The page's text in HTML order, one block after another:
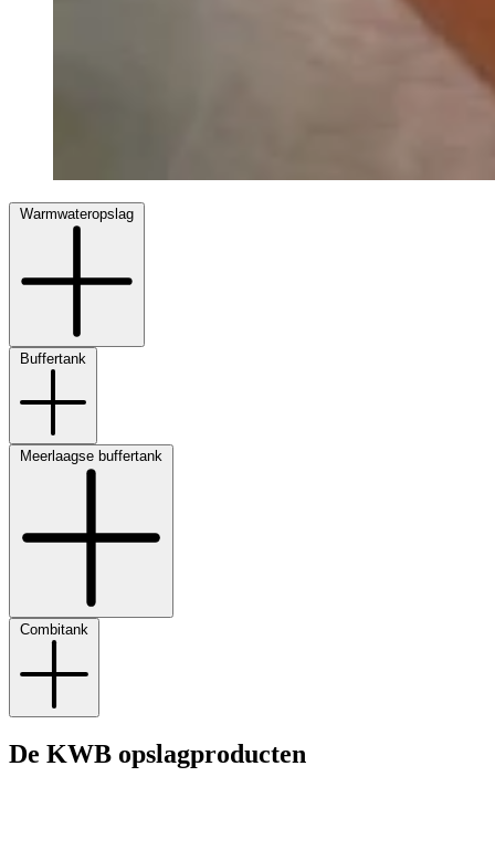
Warmwateropslag
Buffertank
Meerlaagse buffertank
Combitank
De KWB opslagproducten